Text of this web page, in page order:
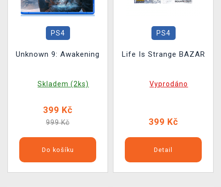
PS4
Unknown 9: Awakening
Skladem (2ks)
399 Kč
999 Kč
Do košíku
PS4
Life Is Strange BAZAR
Vyprodáno
399 Kč
Detail